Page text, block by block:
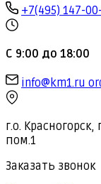
+7(495) 147-
С 9:00 до 18:00
info@km1.ru
г.о.
пом.1
Заказать звонок